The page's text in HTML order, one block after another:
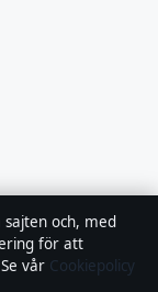
och, med
för att
vår Cookiepolicy